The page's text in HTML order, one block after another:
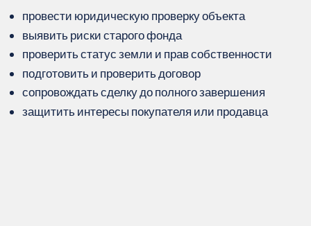
провести юридическую проверку объекта
выявить риски старого фонда
проверить статус земли и прав собственности
подготовить и проверить договор
сопровождать сделку до полного завершения
защитить интересы покупателя или продавца